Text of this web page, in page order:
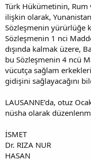
Türk Hükümetinin, Rum
ilişkin olarak,
Sözleşmenin yürürlüğe
Sözleşmenin 1 nci
dışında kalmak üzere,
bu Sözleşmenin 4 ncü
vücutça sağlam erkekleri
gidişini sağlayacağını
LAUSANNE’da, otuz
nüsha olarak
İSMET
Dr. RIZA NUR
HASAN